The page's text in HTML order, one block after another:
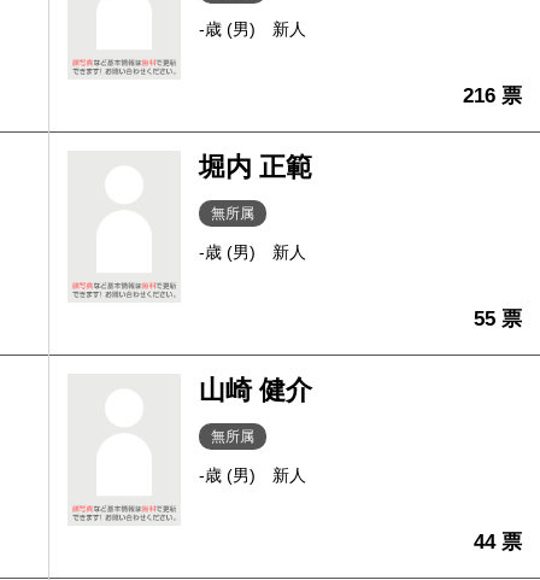
-歳 (男) 新人
216 票
堀内 正範
無所属
-歳 (男) 新人
55 票
山崎 健介
無所属
-歳 (男) 新人
44 票